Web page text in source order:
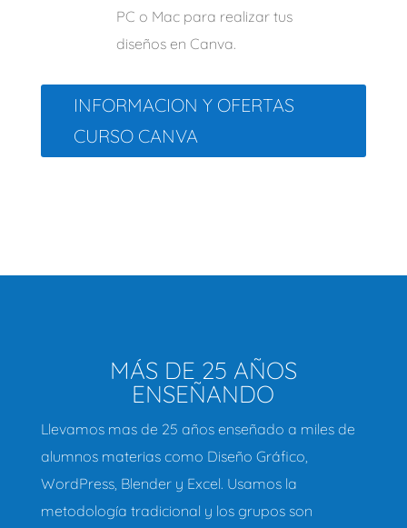
PC o Mac para realizar tus
diseños en Canva.
INFORMACION Y OFERTAS
CURSO CANVA
MÁS DE 25 AÑOS
ENSEÑANDO
Llevamos mas de 25 años enseñado a miles de
alumnos materias como Diseño Gráfico,
WordPress, Blender y Excel. Usamos la
metodología tradicional y los grupos son